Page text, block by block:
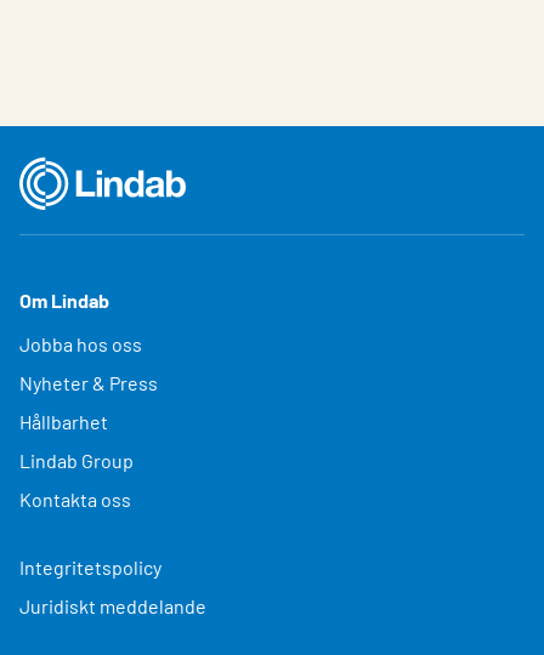
Om Lindab
Jobba hos oss
Nyheter & Press
Hållbarhet
Lindab Group
Kontakta oss
Integritetspolicy
Juridiskt meddelande